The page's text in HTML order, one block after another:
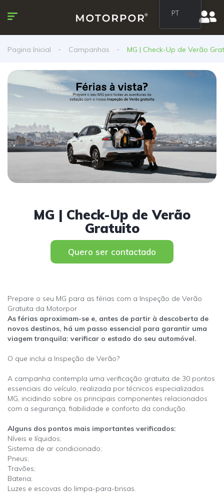
Pagina Inicial Campanhas MG | Check-Up de Verão
MG | Check-Up de Verão
Gratuito
Quero ser contactado
Prepare o seu MG para as férias com a Inspeção de Verão
Gratuita da Motorpor
As férias aproximam-se e, antes de partir à descoberta de
novos destinos, há um passo essencial para garantir uma
viagem tranquila: verificar o estado do seu automóvel.
O que inclui a Inspeção de Verão?
A campanha contempla uma verificação gratuita de 30 pontos
essenciais do veículo, realizada por técnicos especializados
MG, incidindo sobre os principais componentes relacionados
com a segurança, fiabilidade e conforto da condução.
Alguns dos pontos mais importantes verificados:
Níveis e líquidos;
Sistema de ar condicionado;
Pneus;
Travões;
Bateria;
Luzes e escovas do limpa-para-brisas.
PT